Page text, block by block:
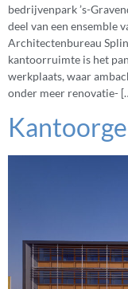
bedrijvenpark ’s-
deel van een ensemble
Architectenbureau
kantoorruimte is het
werkplaats, waar
onder meer renovatie-